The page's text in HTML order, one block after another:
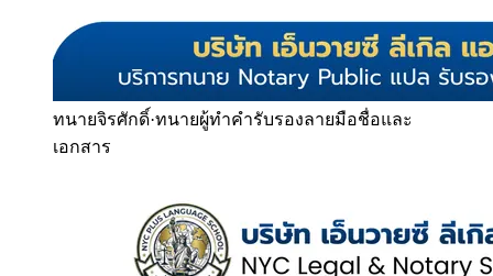
ทนายจิรศักดิ์·ทนายผู้ทำคำรับรองลายมือชื่อและ
เอกสาร